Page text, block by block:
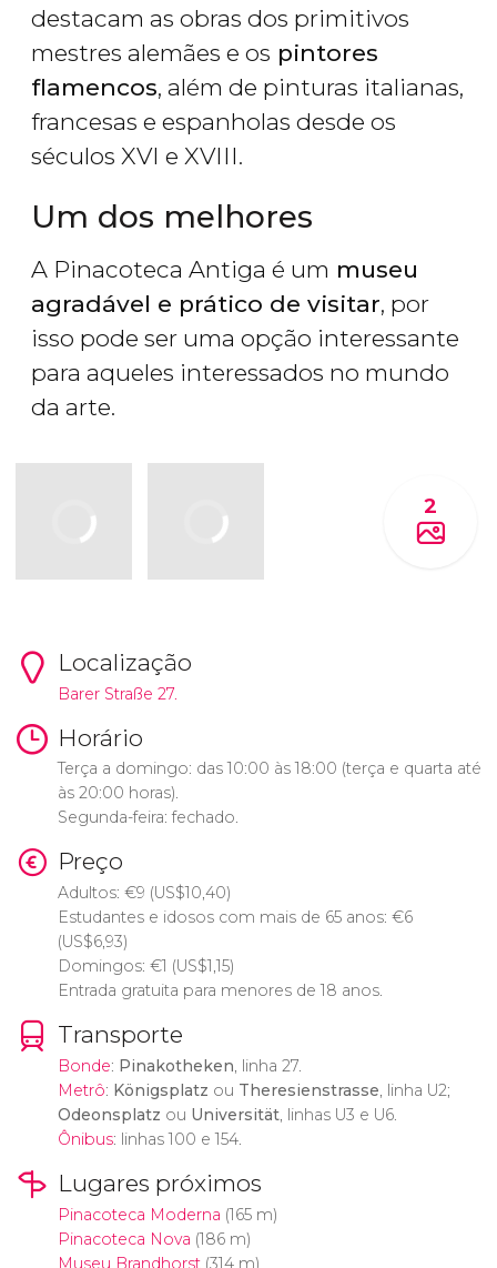
destacam as obras dos primitivos
mestres alemães e os pintores
flamencos, além de pinturas italianas,
francesas e espanholas desde os
séculos XVI e XVIII.
Um dos melhores
A Pinacoteca Antiga é um museu
agradável e prático de visitar, por
isso pode ser uma opção interessante
para aqueles interessados no mundo
da arte.
2
Localização
Barer Straße 27.
Horário
Terça a domingo: das 10:00 às 18:00 (terça e quarta até
às 20:00 horas).
Segunda-feira: fechado.
Preço
Adultos: €9 (US$10,40)
Estudantes e idosos com mais de 65 anos: €6
(US$6,93)
Domingos: €1 (US$1,15)
Entrada gratuita para menores de 18 anos.
Transporte
Bonde: Pinakotheken, linha 27.
Metrô: Königsplatz ou Theresienstrasse, linha U2;
Odeonsplatz ou Universität, linhas U3 e U6.
Ônibus: linhas 100 e 154.
Lugares próximos
Pinacoteca Moderna (165 m)
Pinacoteca Nova (186 m)
Museu Brandhorst(314 m)